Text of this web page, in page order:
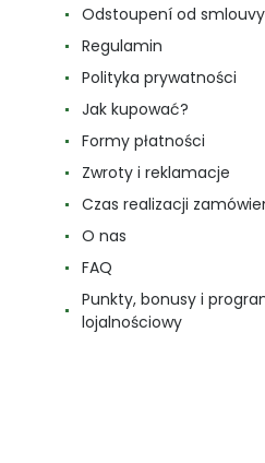
Odstoupení od smlouvy
Regulamin
Polityka prywatności
Jak kupować?
Formy płatności
Zwroty i reklamacje
Czas realizacji
O nas
FAQ
Punkty, bonusy i
lojalnościowy